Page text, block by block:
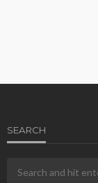
SEARCH